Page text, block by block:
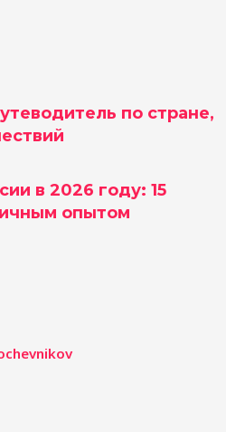
по стране,
в 2026 году: 15
опытом